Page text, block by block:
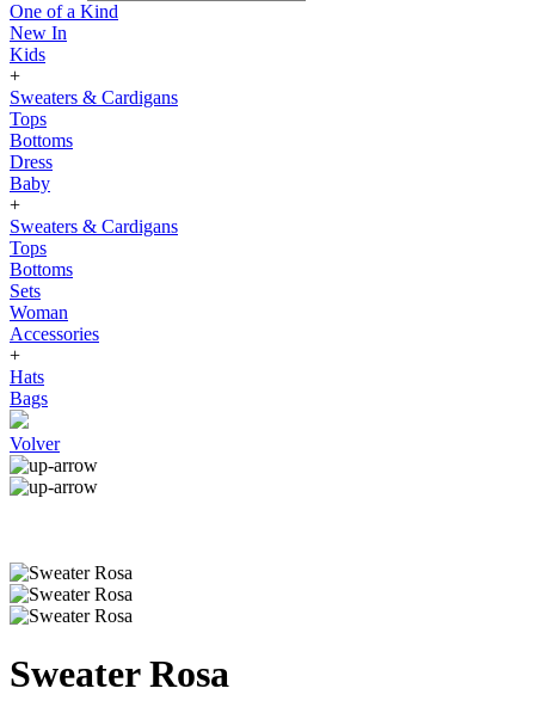
One of a Kind
New In
Kids
+
Sweaters & Cardigans
Tops
Bottoms
Dress
Baby
+
Sweaters & Cardigans
Tops
Bottoms
Sets
Woman
Accessories
+
Hats
Bags
Volver
Sweater Rosa